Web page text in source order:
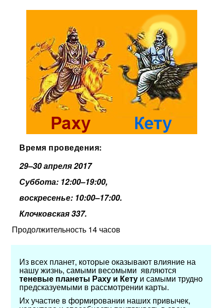
Время проведения:
29–30 апреля 2017
Суббота: 12:00–19:00,
воскресенье: 10:00–17:00.
Клочковская 337.
Продолжительность 14 часов
Из всех планет, которые оказывают влияние на
нашу жизнь, самыми весомыми являются
теневые планеты Раху и Кету и самыми трудно
предсказуемыми в рассмотрении карты.
Их участие в формировании наших привычек,